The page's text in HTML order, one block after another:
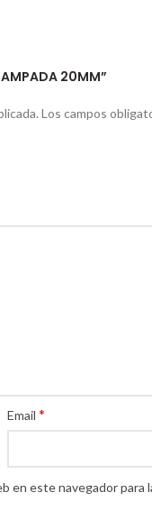
20MM”
Los campos
Email *
en este navegador para